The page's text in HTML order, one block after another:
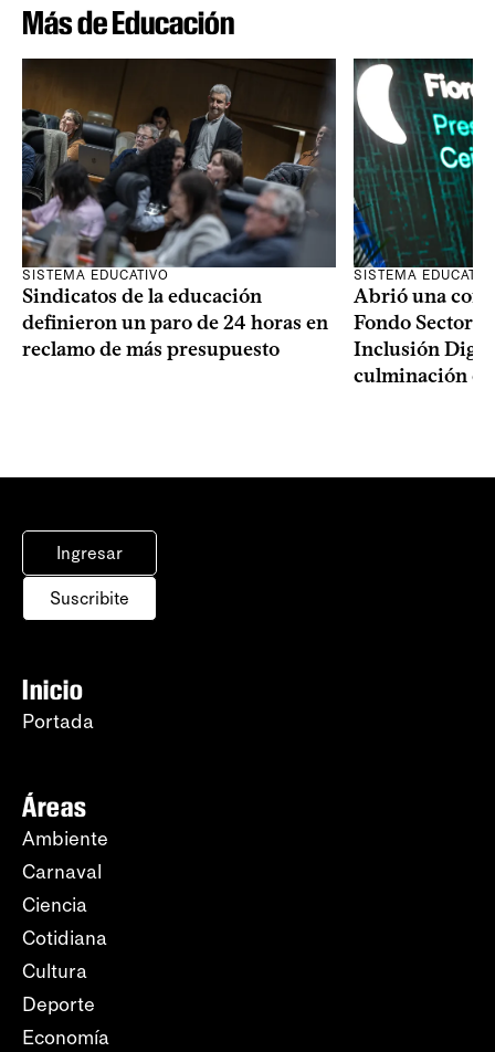
Más de Educación
SISTEMA EDUCATIVO
Sindicatos de la educación
definieron un paro de 24 horas en
reclamo de más presupuesto
SISTEMA
Abrió una
Fondo
Inclusión
culminación
Ingresar
Suscribite
Inicio
Portada
Áreas
Ambiente
Carnaval
Ciencia
Cotidiana
Cultura
Deporte
Economía